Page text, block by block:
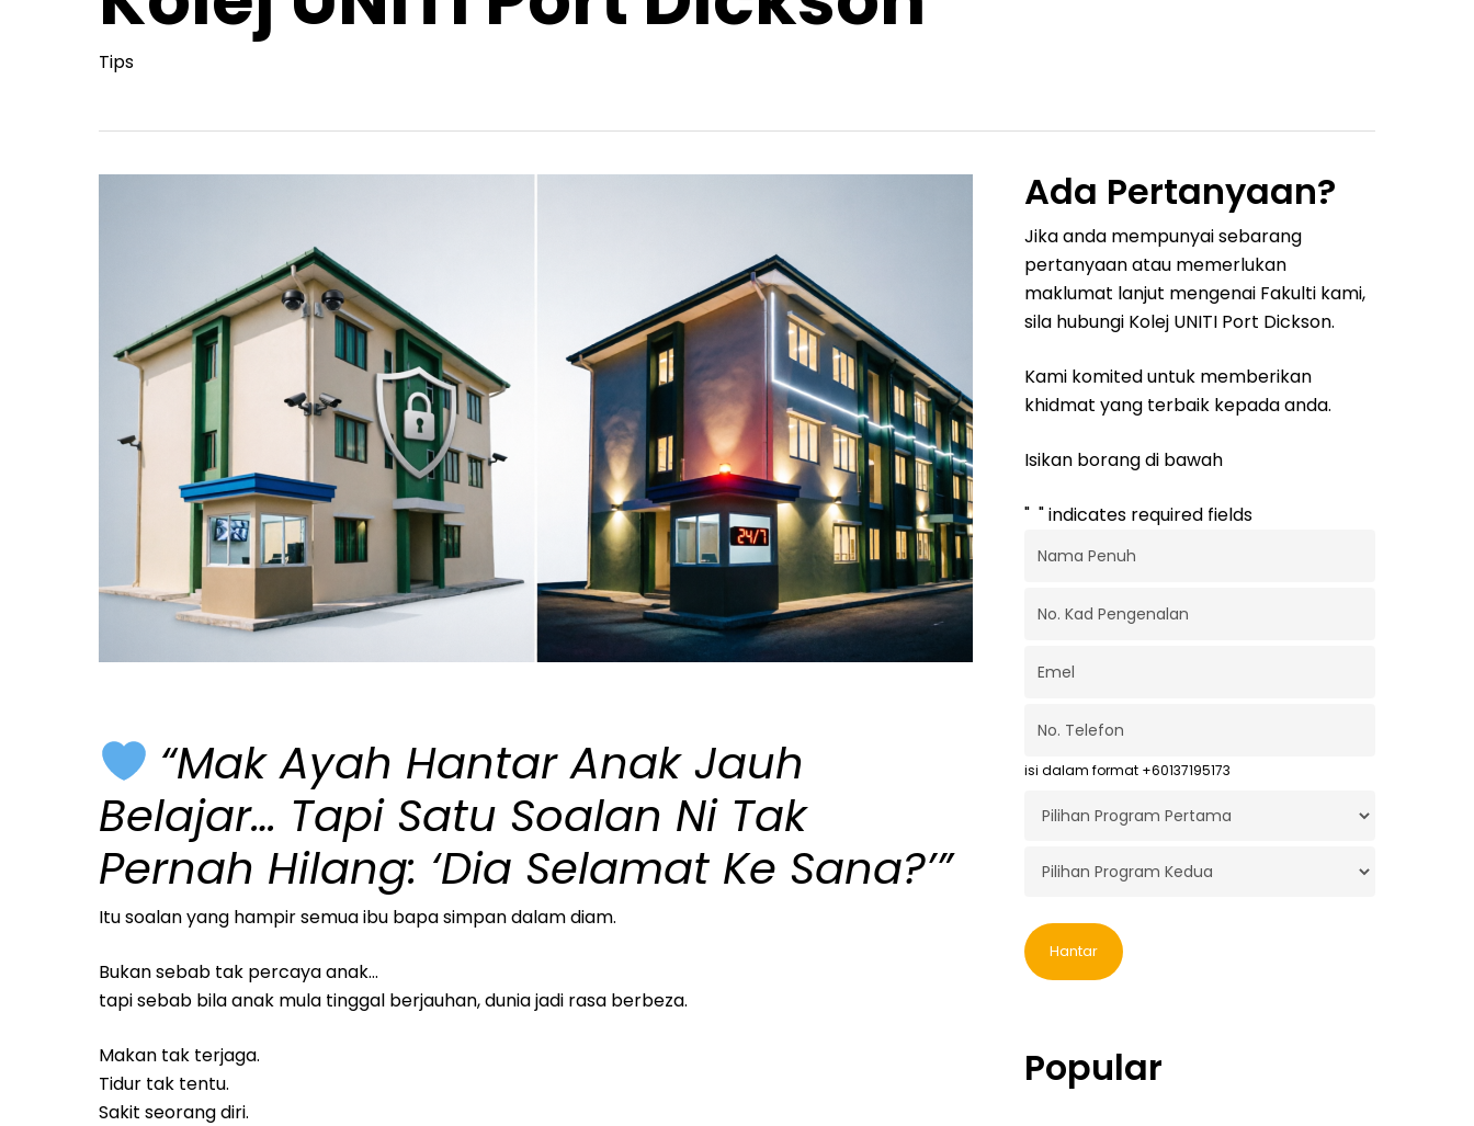
Tips
“Mak Ayah Hantar Anak Jauh
Belajar… Tapi Satu Soalan Ni Tak
Pernah Hilang: ‘dia Selamat Ke Sana?’”
Itu soalan yang hampir semua ibu bapa simpan dalam diam.
Bukan sebab tak percaya anak…
tapi sebab bila anak mula tinggal berjauhan, dunia jadi rasa berbeza.
Makan tak terjaga.
Tidur tak tentu.
Sakit seorang diri.
Ada Pertanyaan?
Jika anda mempunyai sebarang
pertanyaan atau memerlukan
maklumat lanjut mengenai Fakulti kami,
sila hubungi Kolej UNITI Port Dickson.
Kami komited untuk memberikan
khidmat yang terbaik kepada anda.
Isikan borang di bawah
"* " indicates required fields
Nama
No.
Pengenalan
Emel*
No.
Telefon*
isi dalam format +60137195173
Program
Program
Popular